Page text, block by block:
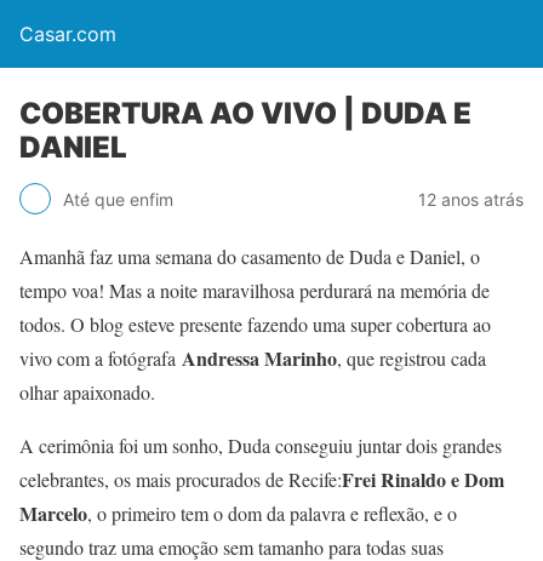
Casar.com
COBERTURA AO VIVO | DUDA E
DANIEL
Até que enfim 12 anos atrás
Amanhã faz uma semana do casamento de Duda e Daniel, o
tempo voa! Mas a noite maravilhosa perdurará na memória de
todos. O blog esteve presente fazendo uma super cobertura ao
vivo com a fotógrafa Andressa Marinho, que registrou cada
olhar apaixonado.
A cerimônia foi um sonho, Duda conseguiu juntar dois grandes
celebrantes, os mais procurados de Recife:Frei Rinaldo e Dom
Marcelo, o primeiro tem o dom da palavra e reflexão, e o
segundo traz uma emoção sem tamanho para todas suas